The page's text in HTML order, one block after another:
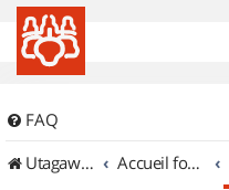
FAQ
UtagawaVTT (Randos VTT et VTTAE avec traces GPS)
Accueil forum